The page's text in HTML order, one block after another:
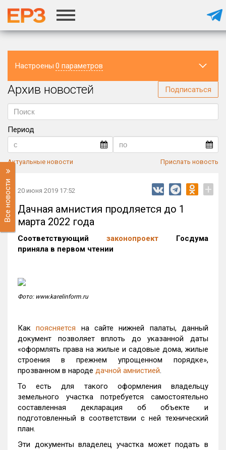
Настроены 0 параметров
Регион
Архив новостей Подписаться
Период
Актуальные новости Прислать новость
Все новости 20 июня 2019 17:52 +
Дачная амнистия продляется до 1
марта 2022 года
Соответствующий законопроект Госдума
приняла в первом чтении
Фото: www.karelinform.ru
Какпоясняется на сайте нижней палаты, данный
документ позволяет вплоть до указанной даты
«оформлять права на жилые и садовые дома, жилые
строения в прежнем упрощенном порядке»,
прозванном в народе дачной амнистией.
То есть для такого оформления владельцу
земельного участка потребуется самостоятельно
составленная декларация об объекте и
подготовленный в соответствии с ней технический
план.
Эти документы владелец участка может подать в